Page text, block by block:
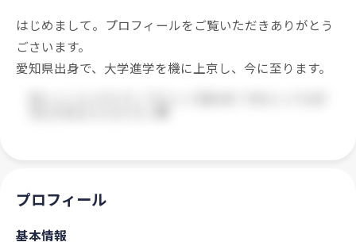
はじめまして。プロフィールをご覧いただきありがとう
ごさいます。
愛知県出身で、大学進学を機に上京し、今に至ります。
プロフィール
基本情報